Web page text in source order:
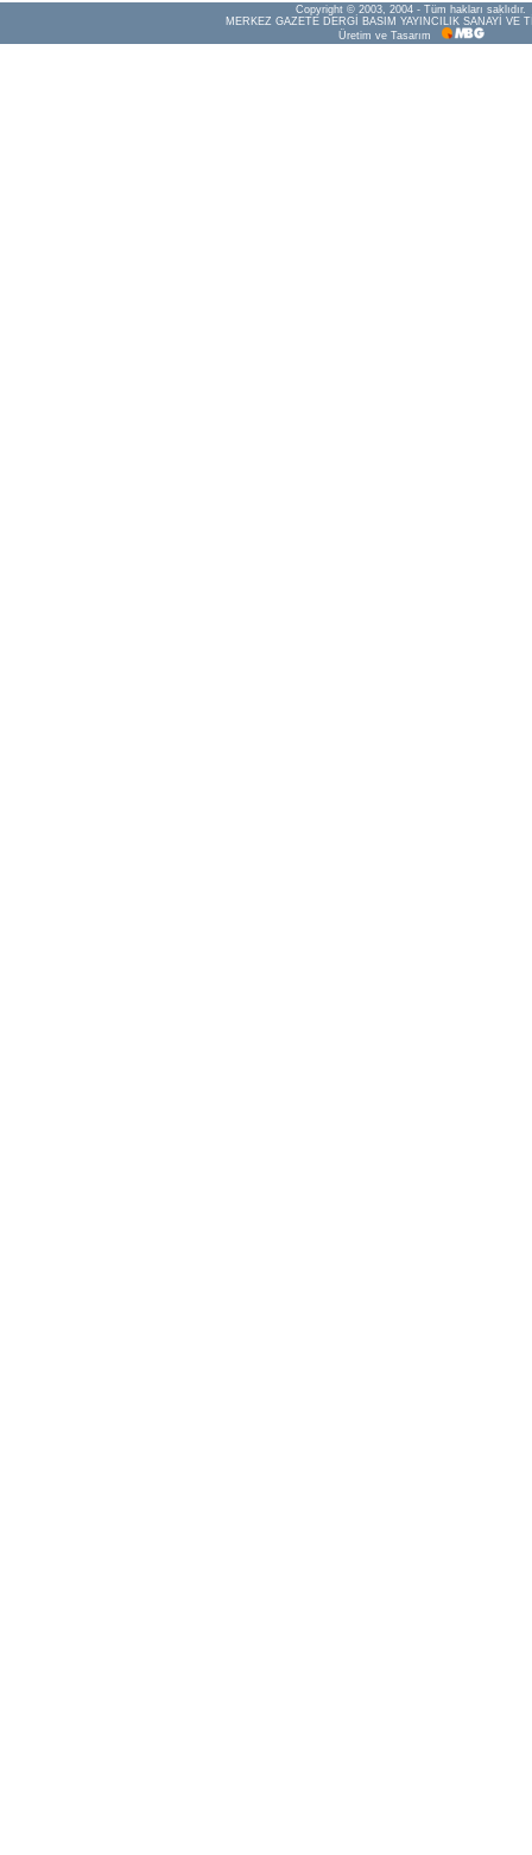
Copyright © 2003, 2004 - Tüm hakları saklıdır.
MERKEZ GAZETE DERGİ BASIM YAYINCILIK SANAYİ VE
Üretim ve Tasarım